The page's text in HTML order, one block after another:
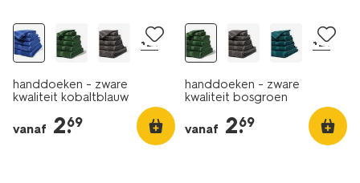
+21
handdoeken - zware
kwaliteit kobaltblauw
vanaf 2.
69
+21
handdoeken - zware
kwaliteit bosgroen
vanaf 2.
69